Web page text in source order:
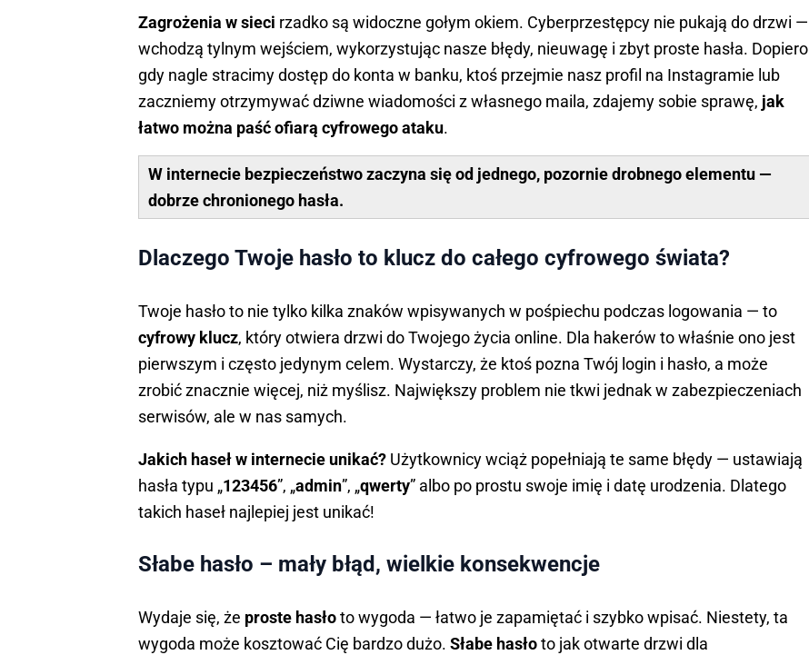
Zagrożenia w sieci rzadko są widoczne gołym okiem. Cyberprzestępcy nie pukają do drzwi —
wchodzą tylnym wejściem, wykorzystując nasze błędy, nieuwagę i zbyt proste hasła. Dopiero
gdy nagle stracimy dostęp do konta w banku, ktoś przejmie nasz profil na Instagramie lub
zaczniemy otrzymywać dziwne wiadomości z własnego maila, zdajemy sobie sprawę, jak
łatwo można paść ofiarą cyfrowego ataku.
W internecie bezpieczeństwo zaczyna się od jednego, pozornie drobnego elementu —
dobrze chronionego hasła.
Dlaczego Twoje hasło to klucz do całego cyfrowego świata?
Twoje hasło to nie tylko kilka znaków wpisywanych w pośpiechu podczas logowania — to
cyfrowy klucz, który otwiera drzwi do Twojego życia online. Dla hakerów to właśnie ono jest
pierwszym i często jedynym celem. Wystarczy, że ktoś pozna Twój login i hasło, a może
zrobić znacznie więcej, niż myślisz. Największy problem nie tkwi jednak w zabezpieczeniach
serwisów, ale w nas samych.
Jakich haseł w internecie unikać? Użytkownicy wciąż popełniają te same błędy — ustawiają
hasła typu „123456”, „admin”, „qwerty” albo po prostu swoje imię i datę urodzenia. Dlatego
takich haseł najlepiej jest unikać!
​​Słabe hasło – mały błąd, wielkie konsekwencje
Wydaje się, że proste hasłoto wygoda — łatwo je zapamiętać i szybko wpisać. Niestety, ta
wygoda może kosztować Cię bardzo dużo. Słabe hasłoto jak otwarte drzwi dla